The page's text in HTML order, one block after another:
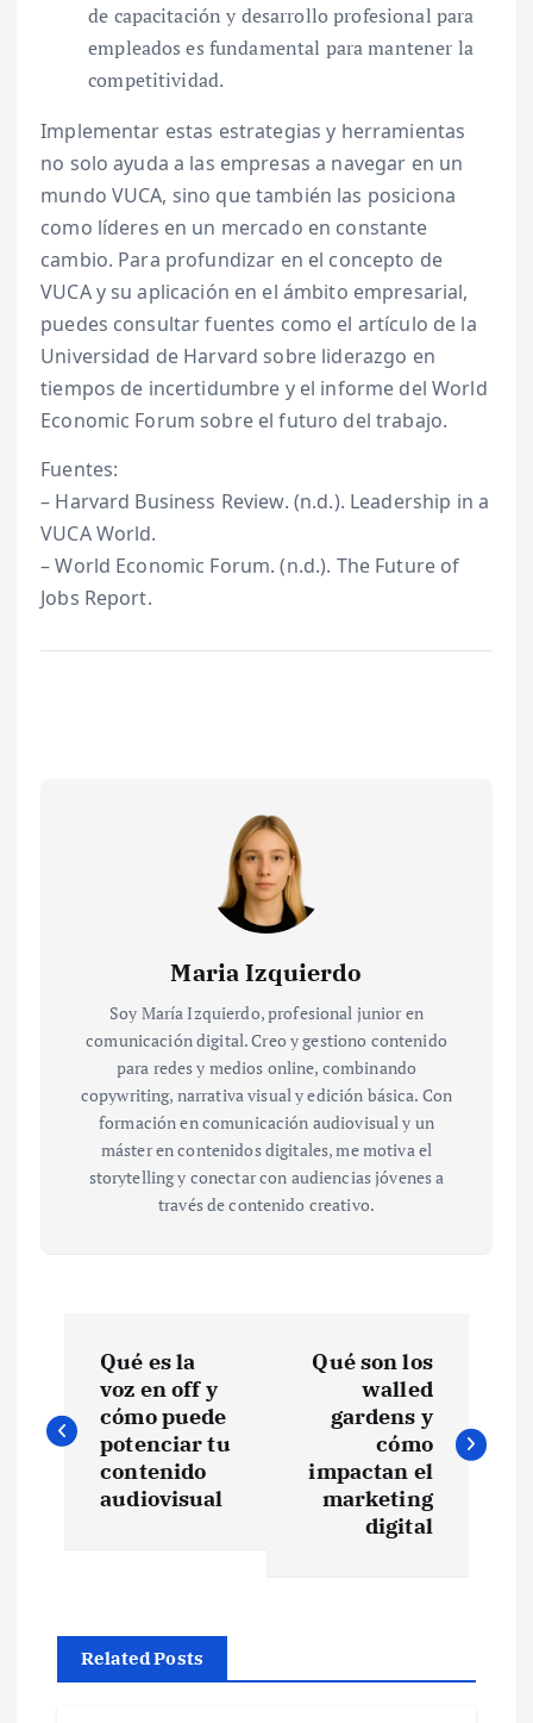
de capacitación y desarrollo profesional para
empleados es fundamental para mantener la
competitividad.
Implementar estas estrategias y herramientas
no solo ayuda a las empresas a navegar en un
mundo VUCA, sino que también las posiciona
como líderes en un mercado en constante
cambio. Para profundizar en el concepto de
VUCA y su aplicación en el ámbito empresarial,
puedes consultar fuentes como el artículo de la
Universidad de Harvard sobre liderazgo en
tiempos de incertidumbre y el informe del World
Economic Forum sobre el futuro del trabajo.
Fuentes:
– Harvard Business Review. (n.d.). Leadership in a
VUCA World.
– World Economic Forum. (n.d.). The Future of
Jobs Report.
Maria Izquierdo
Soy María Izquierdo, profesional junior en
comunicación digital. Creo y gestiono contenido
para redes y medios online, combinando
copywriting, narrativa visual y edición básica. Con
formación en comunicación audiovisual y un
máster en contenidos digitales, me motiva el
storytelling y conectar con audiencias jóvenes a
través de contenido creativo.
a
v
a
c
Qué es la
voz en off y
cómo puede
potenciar tu
contenido
audiovisual
Qué son los
walled
gardens y
cómo
impactan el
marketing
digital
Related Posts